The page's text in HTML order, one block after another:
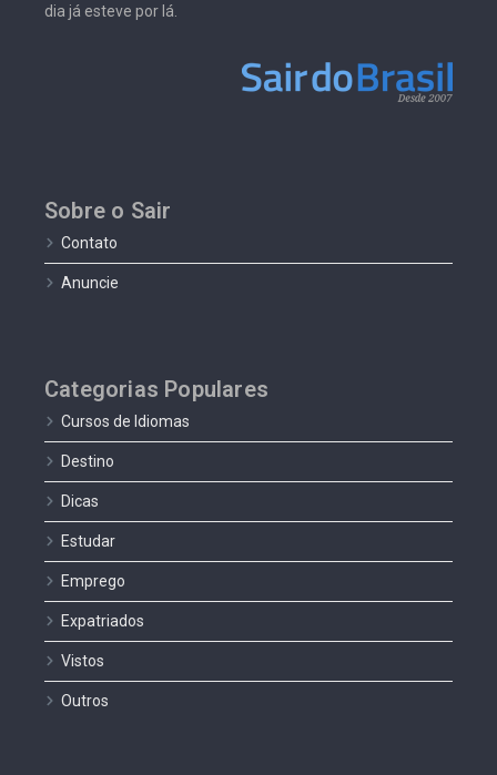
dia já esteve por lá.
Sobre o Sair
Contato
Anuncie
Categorias Populares
Cursos de Idiomas
Destino
Dicas
Estudar
Emprego
Expatriados
Vistos
Outros